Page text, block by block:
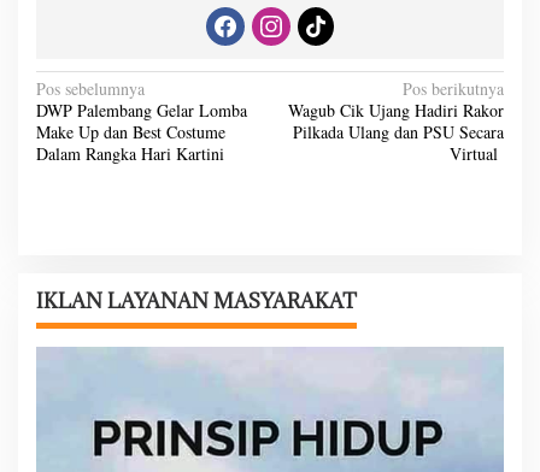
N
a
v
s
i
Pos sebelumnya
DWP Palembang Gelar Lomba
Make Up dan Best Costume
Dalam Rangka Hari Kartini
Pos berikutnya
Wagub Cik Ujang Hadiri Rakor
Pilkada Ulang dan PSU Secara
Virtual
IKLAN LAYANAN MASYARAKAT